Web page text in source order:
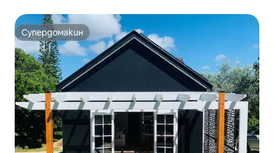
Супердомакин
Супердомакин